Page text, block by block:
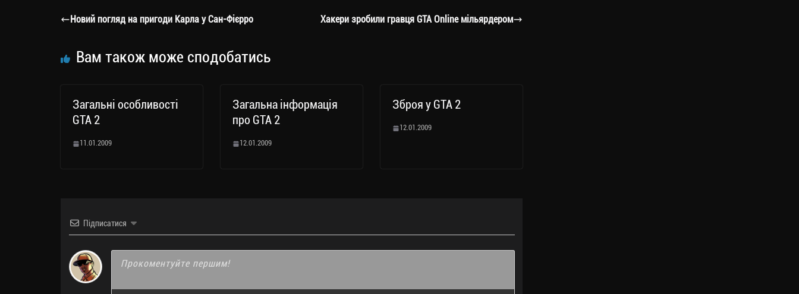
a
er ok Li ли
ся
Новий погляд на пригоди Карла у Сан-Фієрро Хакери зробили гравця GTA Online мільярдером
Вам також може сподобатись
Загальні особливості
GTA 2
11.01.2009
Загальна інформація
про GTA 2
12.01.2009
Зброя у GTA 2
12.01.2009
Підписатися